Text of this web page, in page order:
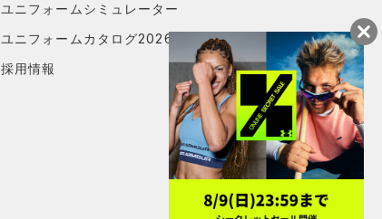
ユニフォームシミュレーター
ユニフォームカタログ2026
採用情報